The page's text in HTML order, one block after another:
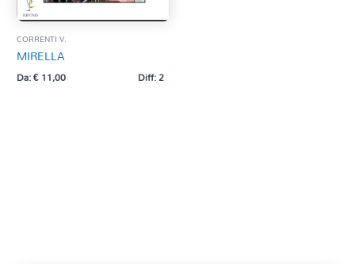
CORRENTI V.
MIRELLA
Da:€11,00 Diff: 2